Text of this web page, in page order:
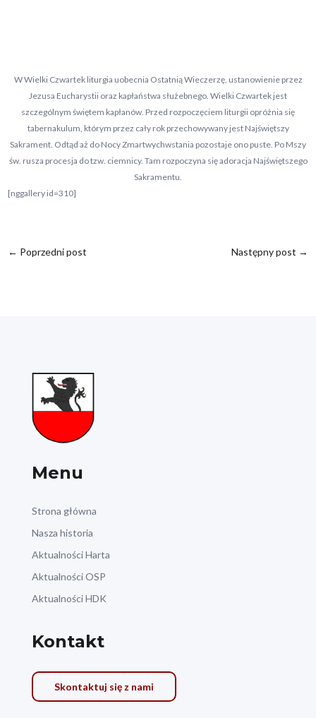
W Wielki Czwartek liturgia uobecnia Ostatnią Wieczerzę, ustanowienie przez
Jezusa Eucharystii oraz kapłaństwa służebnego. Wielki Czwartek jest
szczególnym świętem kapłanów. Przed rozpoczęciem liturgii opróżnia się
tabernakulum, którym przez cały rok przechowywany jest Najświętszy
Sakrament. Odtąd aż do Nocy Zmartwychwstania pozostaje ono puste. Po Mszy
św. rusza procesja do tzw. ciemnicy. Tam rozpoczyna się adoracja Najświętszego
Sakramentu.
[nggallery id=310]
← Poprzedni post Następny post →
Menu
Strona główna
Nasza historia
Aktualności Harta
Aktualności OSP
Aktualności HDK
Kontakt
Skontaktuj się z nami